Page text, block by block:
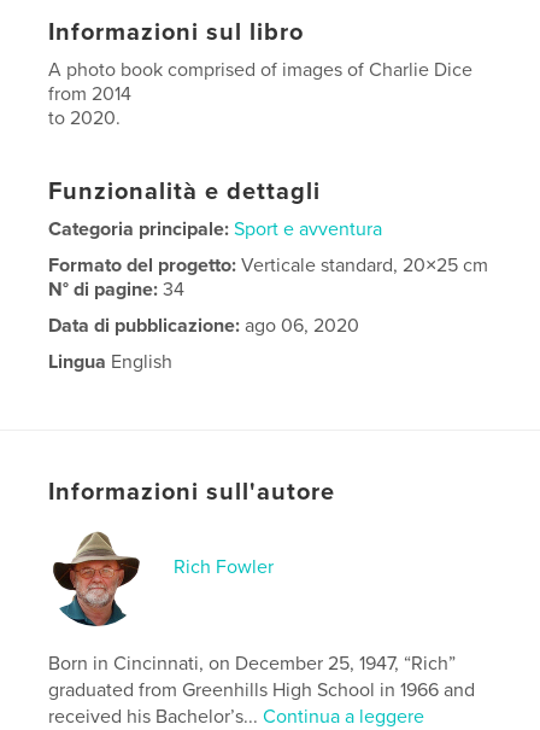
Informazioni sul libro
A photo book comprised of images of Charlie Dice
from 2014
to 2020.
Funzionalità e dettagli
Categoria principale: Sport e avventura
Formato del progetto:Verticale standard, 20×25 cm
N° di pagine:34
Data di pubblicazione: ago 06, 2020
Lingua English
Informazioni sull'autore
Rich Fowler
Born in Cincinnati, on December 25, 1947, “Rich”
graduated from Greenhills High School in 1966 and
received his Bachelor’s...Continua a leggere